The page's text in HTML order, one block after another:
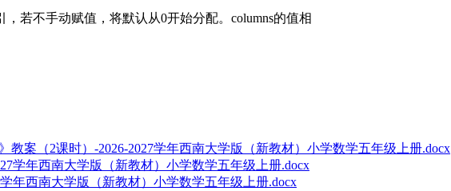
，若不手动赋值，将默认从0开始分配。columns的值相
教案（2课时）-2026-2027学年西南大学版（新教材）小学数学五年级上册.docx
学年西南大学版（新教材）小学数学五年级上册.docx
年西南大学版（新教材）小学数学五年级上册.docx